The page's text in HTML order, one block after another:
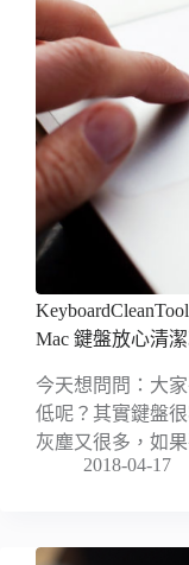
Mac 鍵盤放心清
今天想問問：大
低呢？其實鍵盤
灰塵又很多，如
2018-04-17